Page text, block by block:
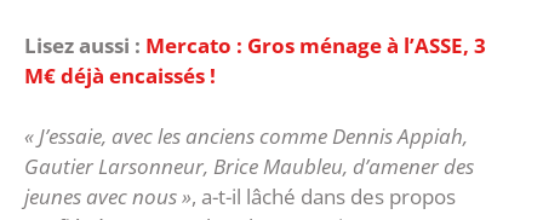
Lisez aussi : Mercato : Gros ménage à l’ASSE, 3
M€ déjà encaissés !
« J’essaie, avec les anciens comme Dennis Appiah,
Gautier Larsonneur, Brice Maubleu, d’amener des
jeunes avec nous », a-t-il lâché dans des propos